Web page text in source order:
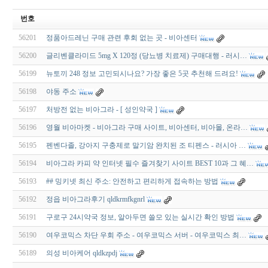
번호
56201 정품아드레닌 구매 관련 후회 없는 곳 - 비아센터
56200 글리벤클라미드 5mg X 120정 (당뇨병 치료제) 구매대행 - 러시…
56199 뉴토끼 248 정보 고민되시나요? 가장 좋은 5곳 추천해 드려요!
56198 야동 주소
56197 처방전 없는 비아그라 - [ 성인약국 ]
56196 영월 비아마켓 - 비아그라 구매 사이트, 비아센터, 비아몰, 온라…
56195 펜벤다졸, 강아지 구충제로 말기암 완치된 조 티펜스 - 러시아 …
56194 비아그라 카피 약 인터넷 필수 즐겨찾기 사이트 BEST 10과 그 혜…
56193 ## 밍키넷 최신 주소: 안전하고 편리하게 접속하는 방법
56192 정읍 비아그라후기 qldkrmfkgnrl
56191 구로구 24시약국 정보, 알아두면 쓸모 있는 실시간 확인 방법
56190 여우코믹스 차단 우회 주소 - 여우코믹스 서버 - 여우코믹스 최…
56189 의성 비아케어 qldkzpdj